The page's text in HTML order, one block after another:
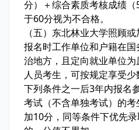
分）＋综合素质考核成绩
于60分视为不合格。
（五）东北林业大学照顾
报名时工作单位和户籍在
治地方，且定向就业单位
人员考生，可按规定享受
下列条件之一后3年内报名
考试（不含单独考试）的
加10分，同等条件下优先